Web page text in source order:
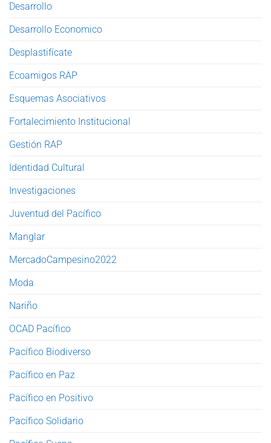
Desarrollo
Desarrollo Economico
Desplastifícate
Ecoamigos RAP
Esquemas Asociativos
Fortalecimiento Institucional
Gestión RAP
Identidad Cultural
Investigaciones
Juventud del Pacífico
Manglar
MercadoCampesino2022
Moda
Nariño
OCAD Pacífico
Pacífico Biodiverso
Pacífico en Paz
Pacífico en Positivo
Pacífico Solidario